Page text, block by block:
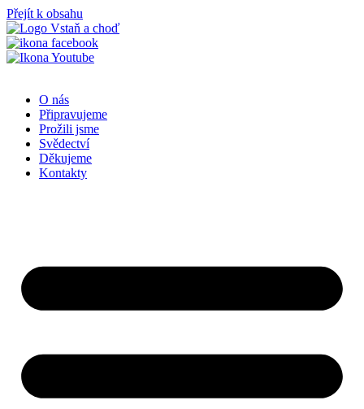
Přejít k obsahu
O nás
Připravujeme
Prožili jsme
Svědectví
Děkujeme
Kontakty